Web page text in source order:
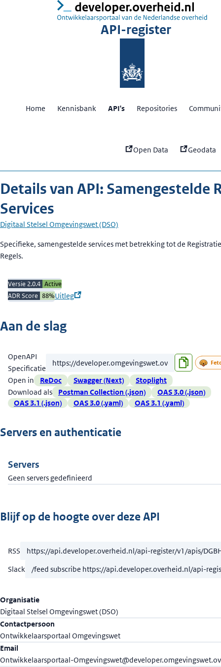
API-register:
Home Kennisbank API's Repositories
Open Data Geodata
Details van API: Samengestelde
Services
Digitaal Stelsel Omgevingswet (DSO)
Beschrijving
Specifieke, samengestelde services met betrekking tot de
Regels.
Organisatie
Digitaal Stelsel Omgevingswet (DSO)
Contactpersoon
Ontwikkelaarsportaal Omgevingswet
Email
Ontwikkelaarsportaal-
Versie 2.0.4 Active
ADR Score 88%Uitleg
Aan de slag
OpenAPI
Specificatie
Open in
ReDoc Swagger (Next)
Stoplight
Download als
Postman Collection (.json)
OAS 3.0 (.json)
OAS 3.1 (.json)
OAS 3.0 (.yaml) OAS 3.1 (.yaml)
Servers en authenticatie
Servers
Geen servers gedefinieerd
Blijf op de hoogte over deze API
RSS
Slack